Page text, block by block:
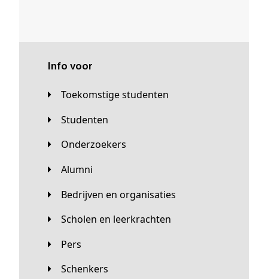
Info voor
Toekomstige studenten
Studenten
Onderzoekers
Alumni
Bedrijven en organisaties
Scholen en leerkrachten
Pers
Schenkers